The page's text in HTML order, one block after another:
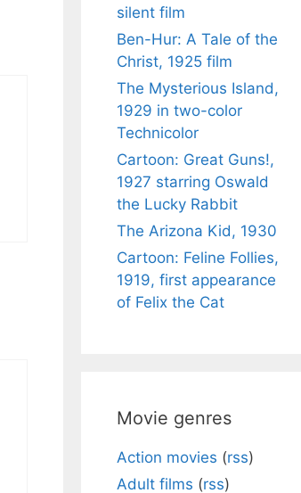
silent film
Ben-Hur: A Tale of the
Christ, 1925 film
The Mysterious Island,
1929 in two-color
Technicolor
Cartoon: Great Guns!,
1927 starring Oswald
the Lucky Rabbit
The Arizona Kid, 1930
Cartoon: Feline Follies,
1919, first appearance
of Felix the Cat
Movie genres
Action movies (rss)
Adult films (rss)